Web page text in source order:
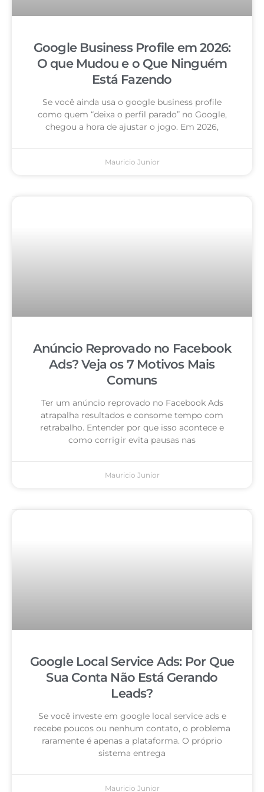
Google Business Profile em 2026:
O que Mudou e o Que Ninguém
Está Fazendo
Se você ainda usa o google business profile
como quem “deixa o perfil parado” no Google,
chegou a hora de ajustar o jogo. Em 2026,
Mauricio Junior
Anúncio Reprovado no Facebook
Ads? Veja os 7 Motivos Mais
Comuns
Ter um anúncio reprovado no Facebook Ads
atrapalha resultados e consome tempo com
retrabalho. Entender por que isso acontece e
como corrigir evita pausas nas
Mauricio Junior
Google Local Service Ads: Por Que
Sua Conta Não Está Gerando
Leads?
Se você investe em google local service ads e
recebe poucos ou nenhum contato, o problema
raramente é apenas a plataforma. O próprio
sistema entrega
Mauricio Junior